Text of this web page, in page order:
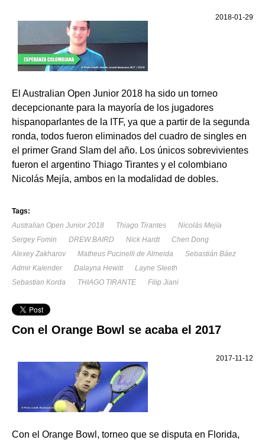
2018-01-29
El Australian Open Junior 2018 ha sido un torneo
decepcionante para la mayoría de los jugadores
hispanoparlantes de la ITF, ya que a partir de la segunda
ronda, todos fueron eliminados del cuadro de singles en
el primer Grand Slam del año. Los únicos sobrevivientes
fueron el argentino Thiago Tirantes y el colombiano
Nicolás Mejía, ambos en la modalidad de dobles.
Tags:
Australian Open Junior 2018
Thiago Tirantes
Nicolás Mejía
Sergey Fomin
DREW BAIRD Nick Hardt
Chen Dong
Alexey Zakharov
Matheus Pucinelli de Almeida
Sebastián Báez
Admir Kalender
Dalayna Hewitt
Layne Sleeth
Sebastian Korda
THIAGO TIRANTE Filip Jiani
Con el Orange Bowl se acaba el 2017
2017-11-12
Con el Orange Bowl, torneo que se disputa en Florida,